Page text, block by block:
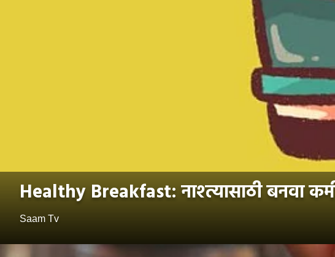
Healthy Breakfast: नाश्त्यासाठी बनवा कमी
Saam Tv